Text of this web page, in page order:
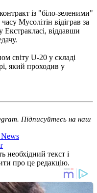
із "біло-зеленими"
Мусолітін відіграв за
Екстракласі, віддавши
світу U-20 у складі
який проходив у
Підписуйтесь на наш
необхідний текст і
про це редакцію.